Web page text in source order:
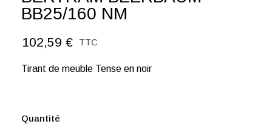
BB25/160 NM
102,59 € TTC
Tirant de meuble Tense en noir
Quantité